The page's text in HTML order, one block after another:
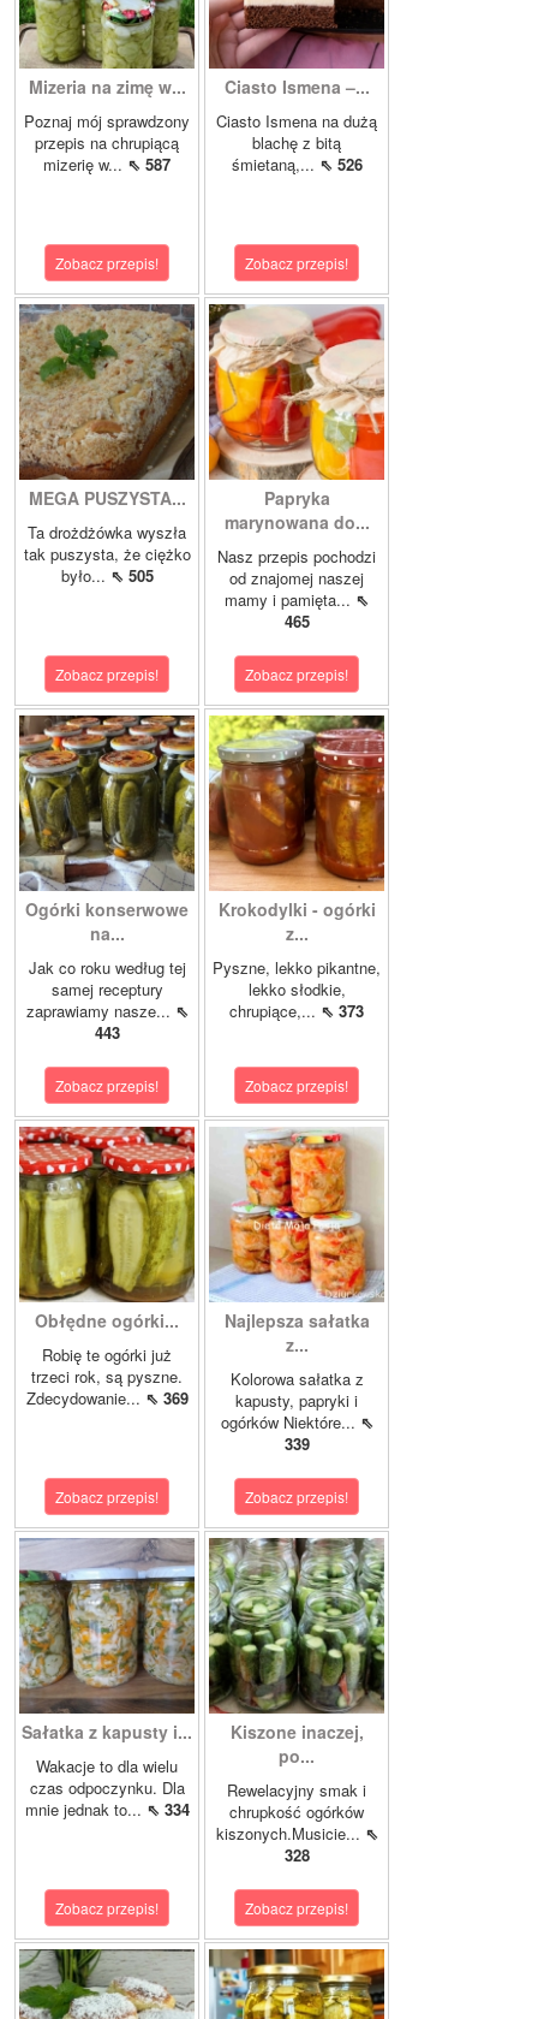
Mizeria na zimę w...
Poznaj mój sprawdzony
przepis na chrupiącą
mizerię w... ⇖ 587
Zobacz przepis!
Ciasto Ismena –...
Ciasto Ismena na dużą
blachę z bitą
śmietaną,... ⇖ 526
Zobacz przepis!
MEGA PUSZYSTA...
Ta drożdżówka wyszła
tak puszysta, że ciężko
było... ⇖ 505
Zobacz przepis!
Papryka
marynowana do...
Nasz przepis pochodzi
od znajomej naszej
mamy i pamięta... ⇖
465
Zobacz przepis!
Ogórki konserwowe
na...
Jak co roku według tej
samej receptury
zaprawiamy nasze... ⇖
443
Zobacz przepis!
Krokodylki - ogórki
z...
Pyszne, lekko pikantne,
lekko słodkie,
chrupiące,... ⇖ 373
Zobacz przepis!
Obłędne ogórki...
Robię te ogórki już
trzeci rok, są pyszne.
Zdecydowanie... ⇖ 369
Zobacz przepis!
Najlepsza sałatka
z...
Kolorowa sałatka z
kapusty, papryki i
ogórków Niektóre... ⇖
339
Zobacz przepis!
Sałatka z kapusty i...
Wakacje to dla wielu
czas odpoczynku. Dla
mnie jednak to... ⇖ 334
Zobacz przepis!
Kiszone inaczej,
po...
Rewelacyjny smak i
chrupkość ogórków
kiszonych.Musicie... ⇖
328
Zobacz przepis!